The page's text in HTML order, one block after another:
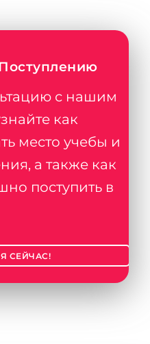
с нашим
как
место учебы и
а также как
поступить в
СЕЙЧАС!